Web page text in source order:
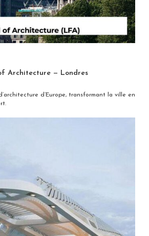
Architecture — Londres
d’Europe, transformant la ville en